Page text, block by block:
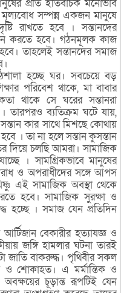
প্রতি ইতিবাচক মনোভাব
মূল্যবোধ সম্পন্ন একজন মানুষে
রাখতে হবে । সন্তানদের
করতে হবে। গঠনমূলক কাজ
তাহলেই সন্তানদের সমাজ
হচ্ছে ঘর। সবচেয়ে বড়
পরিবেশ থাকে, মা বাবার
থাকে সে ঘরের সন্তানরা
তারপরও ব্যতিক্রম ঘটে যায়,
কার সাথে মিশছে কোথায়
। তা না হলে সন্তান কুসন্তান
দিয়ে চলছি আমরা। সামাজিক
। সামগ্রিকভাবে মানুষের
ও অপরাধীদের সঙ্গে আপস
এই সামাজিক অবস্থা থেকে
হবে। সামাজিক সুরক্ষা ও
হচ্ছে । সমাজ যেন প্রতিদিন
বেকারীর হত্যাযজ্ঞ ও
জঙ্গি হামলার ঘটনা তারই
জাতি বাকরুদ্ধ। পৃথিবীর সকল
ও শোকাহত। এ মর্মান্তিক ও
চূড়ান্ত রূপটিই যেন